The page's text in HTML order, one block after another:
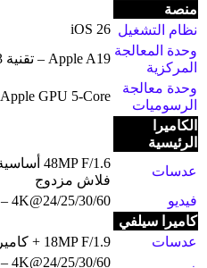
منصة
نظام التشغيل iOS 26
وحدة المعالجة
المركزية
Apple A19 – تقنية 3 نانو
وحدة معالجة
الرسوميات
Apple GPU 5-Core
الكاميرا
الرئيسية
عدسات
فلاش مزدوج
فيديو
4K@24/25/30/60 – و1080p@25/30/60/120/240
كاميرا سيلفي
عدسات
18MP F/1.9 + كاميرا SL 3D للعزل وبصمة الوجه